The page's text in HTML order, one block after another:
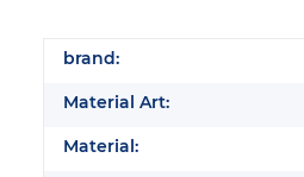
brand:
Material Art:
Material: